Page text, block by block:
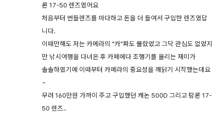
론 17-50 렌즈였어요
처음부터 번들렌즈를 마다하고 돈을 더 들여서 구입한 렌즈였답
니다.
이때만해도 저는 카메라의 "카"짜도 몰랐었고 그닥 관심도 없었지
만 낚시여행을 다녀온 후 카페에다조행기를 올리는 재미가
솔솔하였기에 이때부터 카메라의 중요성을 깨닭기 시작했는데요
~
무려 160만원 가까이 주고 구입했던 캐논 500D 그리고 탐론 17-
50 렌즈..